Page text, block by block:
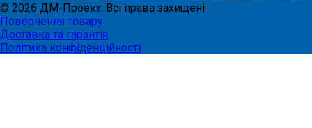
© 2026 ДМ-Проект. Всі права захищені
Повернення товару
Доставка та гарантія
Політика конфіденційності